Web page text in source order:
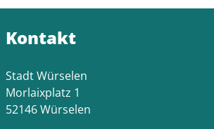
Kontakt
Stadt Würselen
Morlaixplatz 1
52146 Würselen